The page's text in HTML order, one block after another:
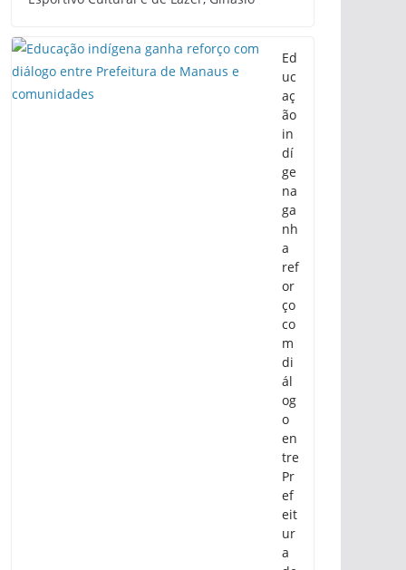
Ed
uc
aç
ão
in
dí
ge
na
ga
nh
a
ref
or
ço
co
m
di
ál
og
o
en
tre
Pr
ef
eit
ur
a